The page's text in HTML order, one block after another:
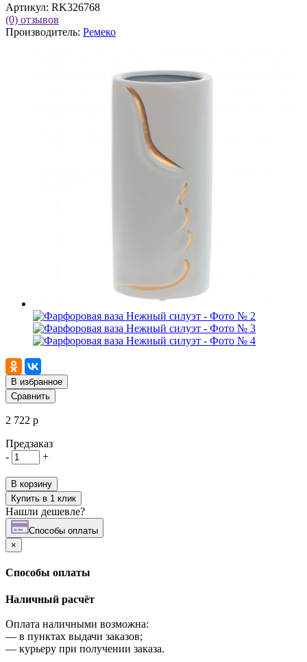
Артикул: RK326768
(0) отзывов
Производитель: Ремеко
В избранное
Сравнить
2 722 р
Предзаказ
-
+
В корзину
Купить в 1 клик
Нашли дешевле?
Cпособы оплаты
×
Cпособы оплаты
Наличный расчёт
Оплата наличными возможна:
— в пунктах выдачи заказов;
— курьеру при получении заказа.